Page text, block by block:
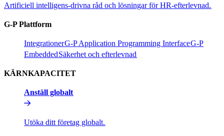
Artificiell intelligens-drivna råd och lösningar för HR-efterlevnad.​​
G-P Plattform​​
Integrationer​​G-P Application Programming Interface​​G-P
Embedded​​Säkerhet och efterlevnad​​
KÄRNKAPACITET​​
Anställ globalt​​
Utöka ditt företag globalt.​​